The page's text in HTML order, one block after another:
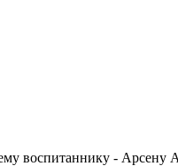
воспитаннику - Арсену